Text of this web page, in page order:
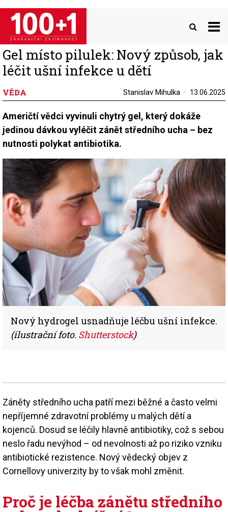
Přejít
hlavnímu
obsahu
Gel místo pilulek: Nový způsob, jak
léčit ušní infekce u dětí
VĚDA Stanislav Mihulka 13.06.2025
Američtí vědci vyvinuli chytrý gel, který dokáže
jedinou dávkou vyléčit zánět středního ucha – bez
nutnosti polykat antibiotika.
Nový hydrogel usnadňuje léčbu ušní infekce.
(ilustrační foto. Shutterstock)
Záněty středního ucha patří mezi běžné a často velmi
nepříjemné zdravotní problémy u malých dětí a
kojenců. Dosud se léčily hlavně antibiotiky, což s sebou
neslo řadu nevýhod – od nevolnosti až po riziko vzniku
antibiotické rezistence. Nový vědecký objev z
Cornellovy univerzity by to však mohl změnit.
Proč je léčba zánětu středního